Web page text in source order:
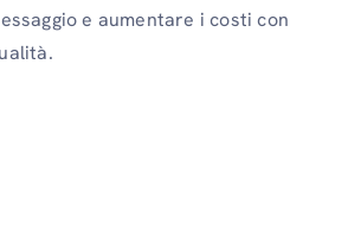
e aumentare i costi con